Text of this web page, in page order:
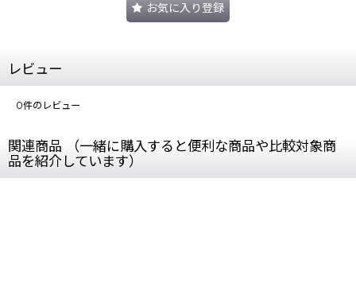
お気に入り登録
レビュー
0件のレビュー
関連商品 （一緒に購入すると便利な商品や比較対象商
品を紹介しています）